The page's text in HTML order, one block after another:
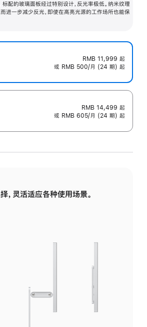
标配的玻璃面板经过特别设计，反光率极低。纳米纹理
进一步减少反光，即使在高亮光源的工作场所也能保
RMB 11,999 起
或 RMB 500/月 (24 期) 起
RMB 14,499 起
或 RMB 605/月 (24 期) 起
，灵活适应各种使用场景。